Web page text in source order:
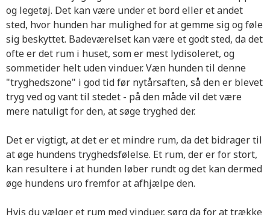
og legetøj. Det kan være under et bord eller et andet
sted, hvor hunden har mulighed for at gemme sig og føle
sig beskyttet. Badeværelset kan være et godt sted, da det
ofte er det rum i huset, som er mest lydisoleret, og
sommetider helt uden vinduer. Væn hunden til denne
"tryghedszone" i god tid før nytårsaften, så den er blevet
tryg ved og vant til stedet - på den måde vil det være
mere natuligt for den, at søge tryghed der.
Det er vigtigt, at det er et mindre rum, da det bidrager til
at øge hundens tryghedsfølelse. Et rum, der er for stort,
kan resultere i at hunden løber rundt og det kan dermed
øge hundens uro fremfor at afhjælpe den.
Hvis du vælger et rum med vinduer, sørg da for at trække